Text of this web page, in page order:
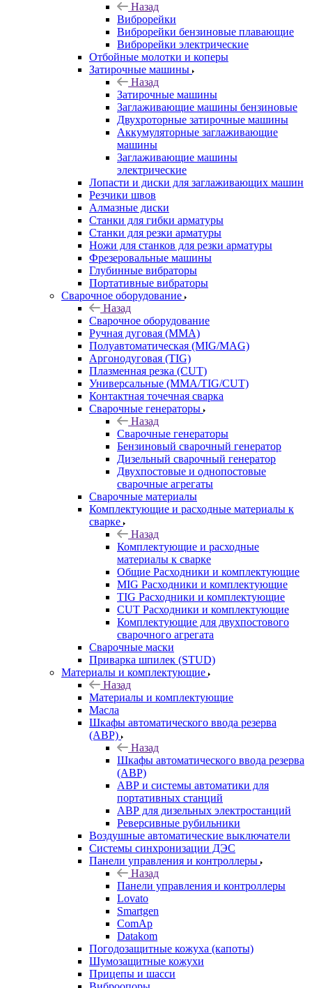
Назад
Виброрейки
Виброрейки бензиновые плавающие
Виброрейки электрические
Отбойные молотки и коперы
Затирочные машины
Назад
Затирочные машины
Заглаживающие машины бензиновые
Двухроторные затирочные машины
Аккумуляторные заглаживающие
машины
Заглаживающие машины
электрические
Лопасти и диски для заглаживающих машин
Резчики швов
Алмазные диски
Станки для гибки арматуры
Станки для резки арматуры
Ножи для станков для резки арматуры
Фрезеровальные машины
Глубинные вибраторы
Портативные вибраторы
Сварочное оборудование
Назад
Сварочное оборудование
Ручная дуговая (MMA)
Полуавтоматическая (MIG/MAG)
Аргонодуговая (TIG)
Плазменная резка (CUT)
Универсальные (MMA/TIG/CUT)
Контактная точечная сварка
Сварочные генераторы
Назад
Сварочные генераторы
Бензиновый сварочный генератор
Дизельный сварочный генератор
Двухпостовые и однопостовые
сварочные агрегаты
Сварочные материалы
Комплектующие и расходные материалы к
сварке
Назад
Комплектующие и расходные
материалы к сварке
Общие Расходники и комплектующие
MIG Расходники и комплектующие
TIG Расходники и комплектующие
CUT Расходники и комплектующие
Комплектующие для двухпостового
сварочного агрегата
Сварочные маски
Приварка шпилек (STUD)
Материалы и комплектующие
Назад
Материалы и комплектующие
Масла
Шкафы автоматического ввода резерва
(АВР)
Назад
Шкафы автоматического ввода резерва
(АВР)
АВР и системы автоматики для
портативных станций
АВР для дизельных электростанций
Реверсивные рубильники
Воздушные автоматические выключатели
Системы синхронизации ДЭС
Панели управления и контроллеры
Назад
Панели управления и контроллеры
Lovato
Smartgen
ComAp
Datakom
Погодозащитные кожуха (капоты)
Шумозащитные кожухи
Прицепы и шасси